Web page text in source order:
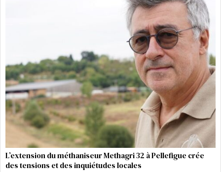
L’extension du méthaniseur Methagri 32 à Pellefigue crée
des tensions et des inquiétudes locales